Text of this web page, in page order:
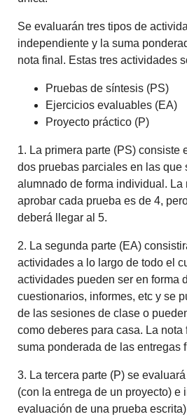
Se evaluarán tres tipos de
independiente y la suma
nota final. Estas tres actividades
Pruebas de síntesis (PS)
Ejercicios evaluables (EA)
Proyecto práctico (P)
1. La primera parte (PS) consiste
dos pruebas parciales en las que
alumnado de forma individual. La
aprobar cada prueba es de 4,
deberá llegar al 5.
2. La segunda parte (EA)
actividades a lo largo de todo el
actividades pueden ser en forma
cuestionarios, informes, etc y se
de las sesiones de clase o
como deberes para casa. La nota
suma ponderada de las entregas
3. La tercera parte (P) se
(con la entrega de un proyecto) e
evaluación de una prueba